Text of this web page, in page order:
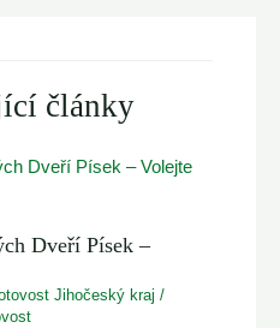
články
Dveří Písek –
Jihočeský kraj /